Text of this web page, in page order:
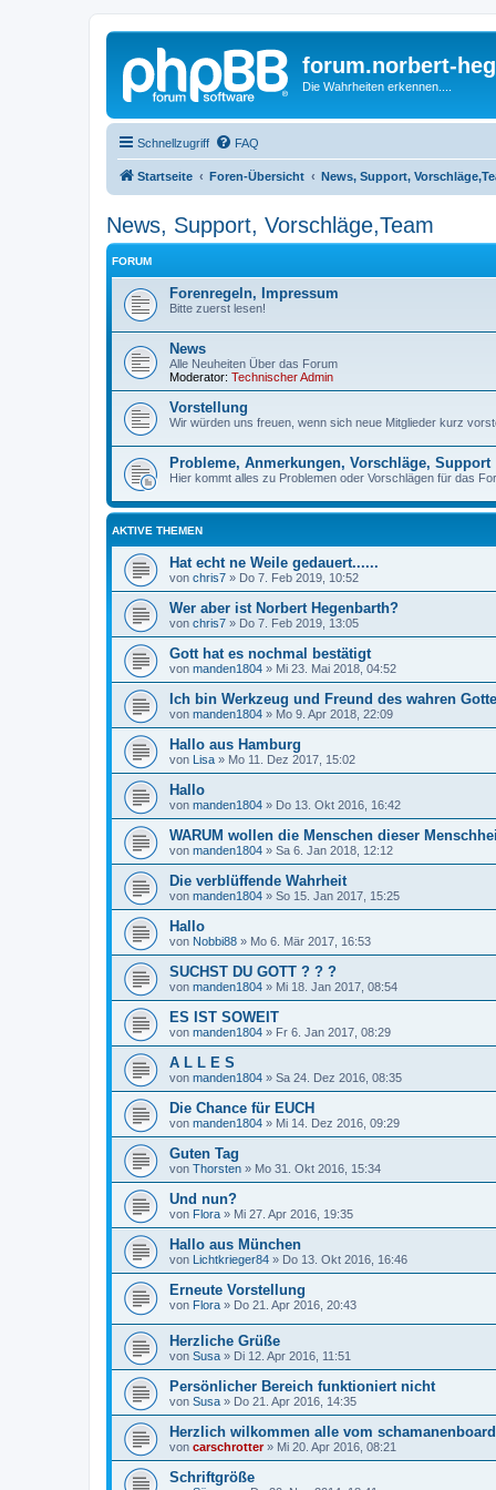
forum.norbert-
Die Wahrheiten erkennen....
Schnellzugriff FAQ
Startseite Foren-Übersicht News, Support,
News, Support, Vorschläge,Team
FORUM
Forenregeln, Impressum
Bitte zuerst lesen!
News
Alle Neuheiten Über das Forum
Moderator: Technischer Admin
Vorstellung
Wir würden uns freuen, wenn sich neue Mitglieder kurz
Probleme, Anmerkungen, Vorschläge, Support
Hier kommt alles zu Problemen oder Vorschlägen für das
AKTIVE THEMEN
Hat echt ne Weile gedauert......
von chris7 » Do 7. Feb 2019, 10:52
Wer aber ist Norbert Hegenbarth?
von chris7 » Do 7. Feb 2019, 13:05
Gott hat es nochmal bestätigt
von manden1804 » Mi 23. Mai 2018, 04:52
Ich bin Werkzeug und Freund des wahren
von manden1804 » Mo 9. Apr 2018, 22:09
Hallo aus Hamburg
von Lisa » Mo 11. Dez 2017, 15:02
Hallo
von manden1804 » Do 13. Okt 2016, 16:42
WARUM wollen die Menschen dieser
von manden1804 » Sa 6. Jan 2018, 12:12
Die verblüffende Wahrheit
von manden1804 » So 15. Jan 2017, 15:25
Hallo
von Nobbi88 » Mo 6. Mär 2017, 16:53
SUCHST DU GOTT ? ? ?
von manden1804 » Mi 18. Jan 2017, 08:54
ES IST SOWEIT
von manden1804 » Fr 6. Jan 2017, 08:29
A L L E S
von manden1804 » Sa 24. Dez 2016, 08:35
Die Chance für EUCH
von manden1804 » Mi 14. Dez 2016, 09:29
Guten Tag
von Thorsten » Mo 31. Okt 2016, 15:34
Und nun?
von Flora » Mi 27. Apr 2016, 19:35
Hallo aus München
von Lichtkrieger84 » Do 13. Okt 2016, 16:46
Erneute Vorstellung
von Flora » Do 21. Apr 2016, 20:43
Herzliche Grüße
von Susa » Di 12. Apr 2016, 11:51
Persönlicher Bereich funktioniert nicht
von Susa » Do 21. Apr 2016, 14:35
Herzlich wilkommen alle vom schamanenboard
von carschrotter» Mi 20. Apr 2016, 08:21
Schriftgröße